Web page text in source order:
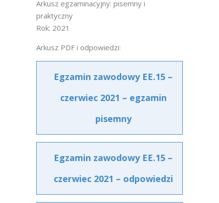
Arkusz egzaminacyjny: pisemny i
praktyczny
Rok: 2021
Arkusz PDF i odpowiedzi:
Egzamin zawodowy EE.15 –
czerwiec 2021 – egzamin
pisemny
Egzamin zawodowy EE.15 –
czerwiec 2021 – odpowiedzi